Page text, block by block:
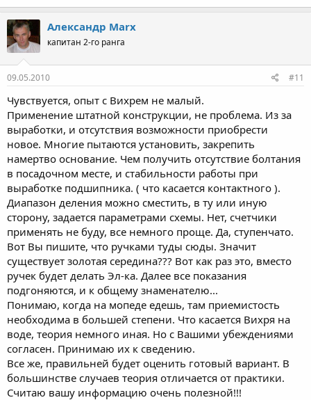
Александр Marx
капитан 2-го ранга
09.05.2010 #11
Чувствуется, опыт с Вихрем не малый.
Применение штатной конструкции, не проблема. Из за
выработки, и отсутствия возможности приобрести
новое. Многие пытаются установить, закрепить
намертво основание. Чем получить отсутствие болтания
в посадочном месте, и стабильности работы при
выработке подшипника. ( что касается контактного ).
Диапазон деления можно сместить, в ту или иную
сторону, задается параметрами схемы. Нет, счетчики
применять не буду, все немного проще. Да, ступенчато.
Вот Вы пишите, что ручками туды сюды. Значит
существует золотая середина??? Вот как раз это, вместо
ручек будет делать Эл-ка. Далее все показания
подгоняются, и к общему знаменателю...
Понимаю, когда на мопеде едешь, там приемистость
необходима в большей степени. Что касается Вихря на
воде, теория немного иная. Но с Вашими убеждениями
согласен. Принимаю их к сведению.
Все же, правильней будет оценить готовый вариант. В
большинстве случаев теория отличается от практики.
Считаю вашу информацию очень полезной!!!